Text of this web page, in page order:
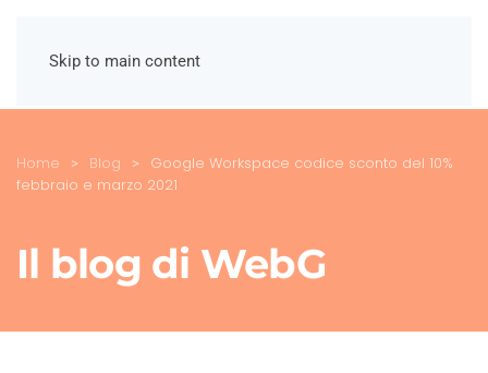
Skip to main content
Home Blog
Google Workspace codice sconto del 10%
febbraio e marzo 2021
Il blog di WebG